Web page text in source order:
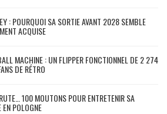
: POURQUOI SA SORTIE AVANT 2028 SEMBLE
ACQUISE
MACHINE : UN FLIPPER FONCTIONNEL DE 2 274
DE RÉTRO
100 MOUTONS POUR ENTRETENIR SA
POLOGNE